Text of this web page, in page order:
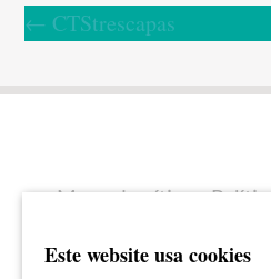
← CTStrescapas
Mapa do sítio
Este website usa cookies